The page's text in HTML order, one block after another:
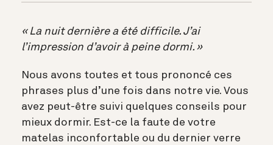
« La nuit dernière a été difficile. J’ai
l’impression d’avoir à peine dormi. »
Nous avons toutes et tous prononcé ces
phrases plus d’une fois dans notre vie. Vous
avez peut-être suivi quelques conseils pour
mieux dormir. Est-ce la faute de votre
matelas inconfortable ou du dernier verre